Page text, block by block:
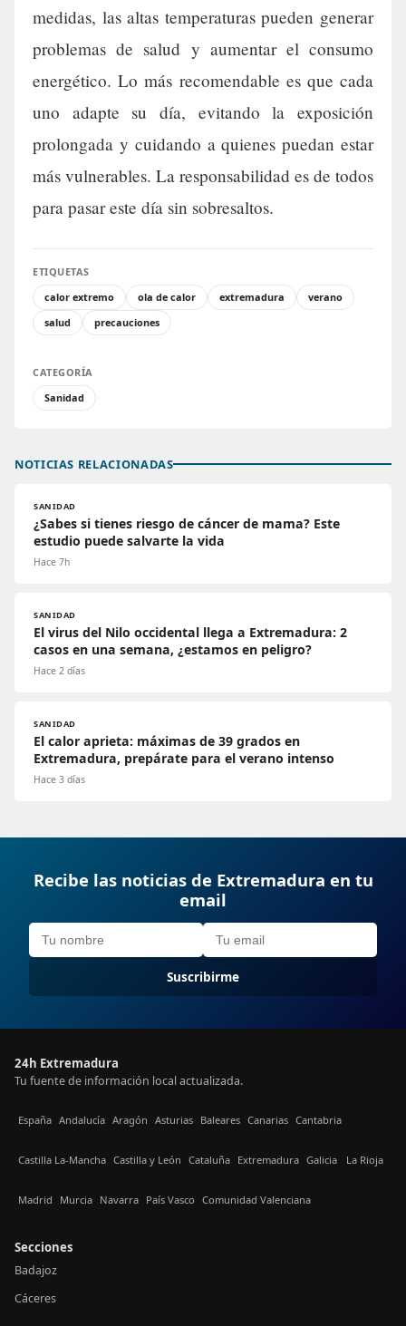
medidas, las altas temperaturas pueden generar
problemas de salud y aumentar el consumo
energético. Lo más recomendable es que cada
uno adapte su día, evitando la exposición
prolongada y cuidando a quienes puedan estar
más vulnerables. La responsabilidad es de todos
para pasar este día sin sobresaltos.
ETIQUETAS
calor extremo
ola de calor extremadura
verano
salud
precauciones
CATEGORÍA
Sanidad
NOTICIAS RELACIONADAS
SANIDAD
¿Sabes si tienes riesgo de cáncer de mama? Este
estudio puede salvarte la vida
Hace 7h
SANIDAD
El virus del Nilo occidental llega a Extremadura: 2
casos en una semana, ¿estamos en peligro?
Hace 2 días
SANIDAD
El calor aprieta: máximas de 39 grados en
Extremadura, prepárate para el verano intenso
Hace 3 días
Recibe las noticias de Extremadura en tu
email
Suscribirme
24h Extremadura
Tu fuente de información local actualizada.
España Andalucía Aragón Asturias Baleares Canarias Cantabria
Castilla La-Mancha Castilla y León Cataluña Extremadura Galicia La Rioja
Madrid Murcia Navarra País Vasco Comunidad Valenciana
Secciones
Badajoz
Cáceres